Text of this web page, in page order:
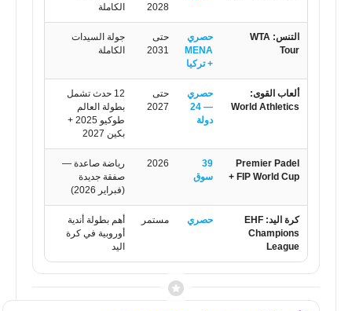
2028
الكاملة
التنس: WTA
Tour
حصري
MENA
+ تركيا
حتى
2031
جولة السيدات
الكاملة
ألعاب القوى:
World Athletics
حصري
— 24
دولة
حتى
2027
12 حدث تشمل
بطولة العالم
طوكيو 2025 +
بكين 2027
Premier Padel
+ FIP World Cup
39
سوق
2026
رياضة صاعدة —
صفقة جديدة
(فبراير 2026)
كرة اليد: EHF
Champions
League
حصري مستمر
أهم بطولة أندية
أوروبية في كرة
اليد